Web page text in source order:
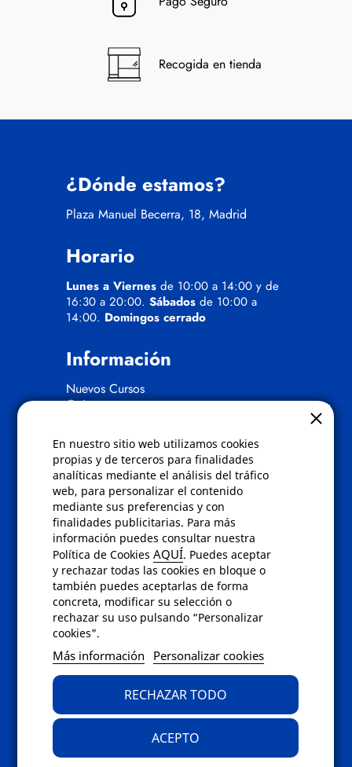
En nuestro sitio web utilizamos cookies
propias y de terceros para finalidades
analíticas mediante el análisis del tráfico
web, para personalizar el contenido
mediante sus preferencias y con
finalidades publicitarias. Para más
información puedes consultar nuestra
Política de CookiesAQUÍ. Puedes aceptar
y rechazar todas las cookies en bloque o
también puedes aceptarlas de forma
concreta, modificar su selección o
rechazar su uso pulsando “Personalizar
cookies".
Más información Personalizar cookies
RECHAZAR TODO
ACEPTO
Recogida en tienda
¿Dónde estamos?
Plaza Manuel Becerra, 18, Madrid
Horario
Lunes a Viernes de 10:00 a 14:00 y de
16:30 a 20:00. Sábados de 10:00 a
14:00. Domingos cerrado
Información
Nuevos Cursos
Quienes somos
Políticas
Condiciones de compra
Aviso de privacidad
Cookies
Bajas comunicados comerciales
Derecho de desistimiento
Preguntas frecuentes
Contacto
Envíanos un email a
bien rellena nuestroformulario de
contacto